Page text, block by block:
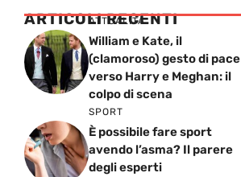
ARTICOLI RECENTI
ATTUALITÁ
William e Kate, il
(clamoroso) gesto di pace
verso Harry e Meghan: il
colpo di scena
SPORT
È possibile fare sport
avendo l’asma? Il parere
degli esperti